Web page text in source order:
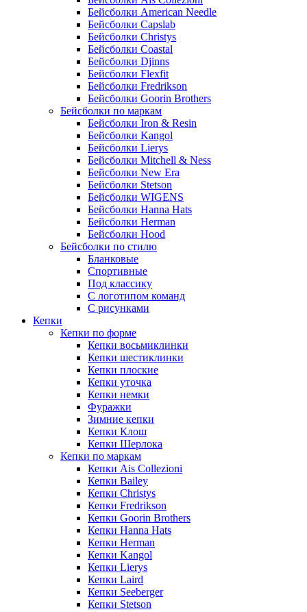
Бейсболки American Needle
Бейсболки Capslab
Бейсболки Christys
Бейсболки Coastal
Бейсболки Djinns
Бейсболки Flexfit
Бейсболки Fredrikson
Бейсболки Goorin Brothers
Бейсболки по маркам
Бейсболки Iron & Resin
Бейсболки Kangol
Бейсболки Lierys
Бейсболки Mitchell & Ness
Бейсболки New Era
Бейсболки Stetson
Бейсболки WIGENS
Бейсболки Hanna Hats
Бейсболки Herman
Бейсболки Hood
Бейсболки по стилю
Бланковые
Спортивные
Под классику
С логотипом команд
С рисунками
Кепки
Кепки по форме
Кепки восьмиклинки
Кепки шестиклинки
Кепки плоские
Кепки уточка
Кепки немки
Фуражки
Зимние кепки
Кепки Клош
Кепки Шерлока
Кепки по маркам
Кепки Ais Collezioni
Кепки Bailey
Кепки Christys
Кепки Fredrikson
Кепки Goorin Brothers
Кепки Hanna Hats
Кепки Herman
Кепки Kangol
Кепки Lierys
Кепки Laird
Кепки Seeberger
Кепки Stetson